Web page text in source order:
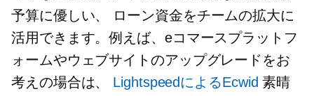
予算に優しい、
ローン資金をチームの拡大に
活用できます。例えば、eコマースプラットフ
ォームやウェブサイトのアップグレードをお
考えの場合は、 LightspeedによるEcwid 素晴